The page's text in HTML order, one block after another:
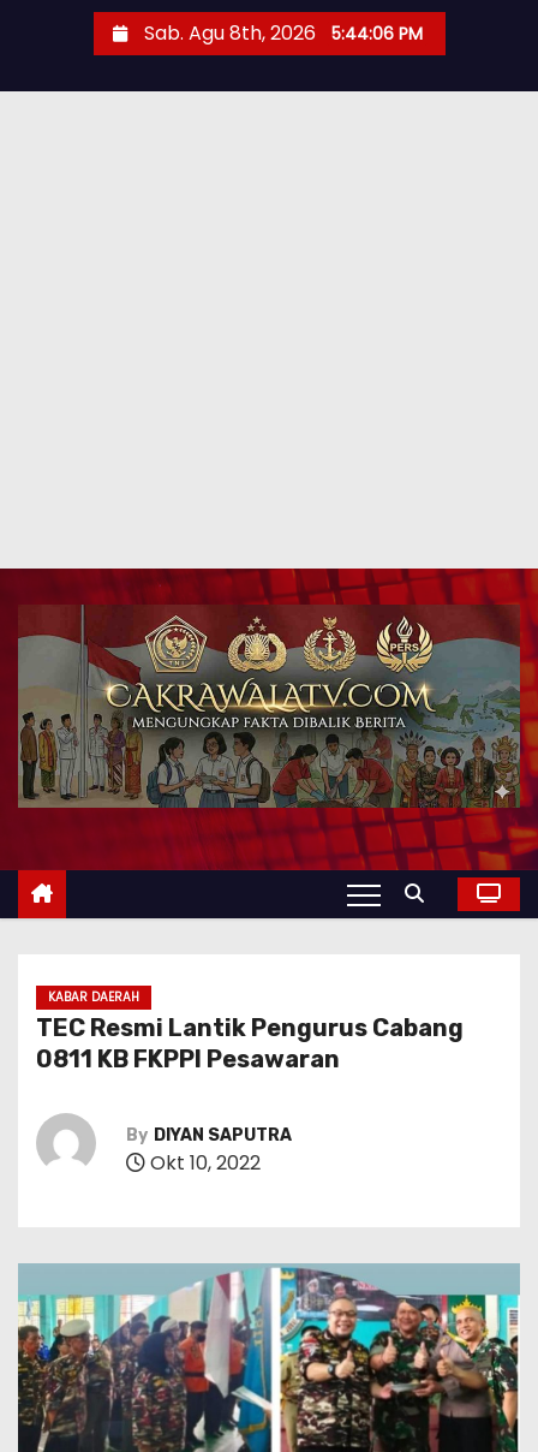
Sab. Agu 8th, 2026 5:44:08 PM
KABAR DAERAH
TEC Resmi Lantik Pengurus Cabang
0811 KB FKPPI Pesawaran
By DIYAN SAPUTRA
Okt 10, 2022